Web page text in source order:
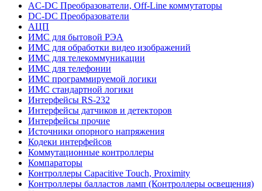
AC-DC Преобразователи, Off-Line коммутаторы
DC-DC Преобразователи
АЦП
ИМС для бытовой РЭА
ИМС для обработки видео изображений
ИМС для телекоммуникации
ИМС для телефонии
ИМС программируемой логики
ИМС стандартной логики
Интерфейсы RS-232
Интерфейсы датчиков и детекторов
Интерфейсы прочие
Источники опорного напряжения
Кодеки интерфейсов
Коммутационные контроллеры
Компараторы
Контроллеры Capacitive Touch, Proximity
Контроллеры балластов ламп (Контроллеры освещения)